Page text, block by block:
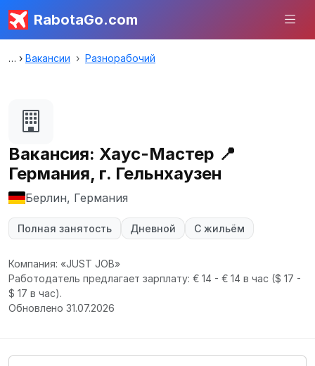
RabotaGo.com
Вакансии Разнорабочий
Вакансия: Хаус-Мастер 📍
Германия, г. Гельнхаузен
Берлин, Германия
Полная занятость Дневной С жильём
Компания: «JUST JOB»
Работодатель предлагает зарплату: € 14 - € 14 в час ($ 17 -
$ 17 в час).
Обновлено 31.07.2026